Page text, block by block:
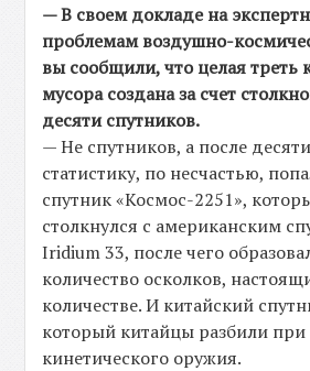
— В своем докладе на
проблемам воздушно-
вы сообщили, что целая треть
мусора создана за счет
десяти спутников.
— Не спутников, а после
статистику, по несчастью,
спутник «Космос-2251»,
столкнулся с американским
Iridium 33, после чего
количество осколков,
количестве. И китайский
который китайцы разбили
кинетического оружия.